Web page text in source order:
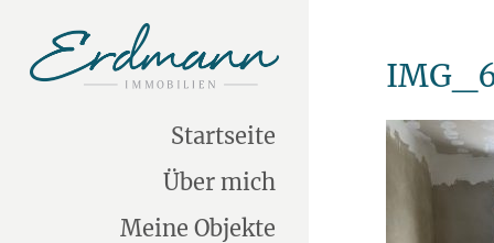
Startseite
Über mich
Meine Objekte